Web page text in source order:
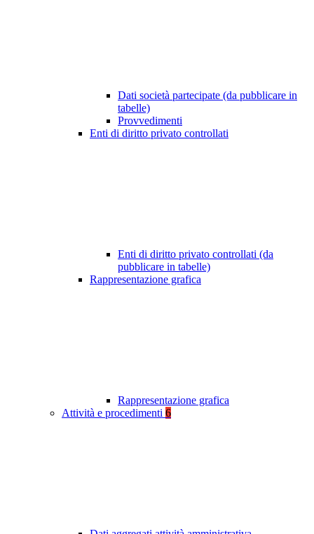
Dati società partecipate (da pubblicare in
tabelle)
Provvedimenti
Enti di diritto privato controllati
Enti di diritto privato controllati (da
pubblicare in tabelle)
Rappresentazione grafica
Rappresentazione grafica
Attività e procedimenti 6